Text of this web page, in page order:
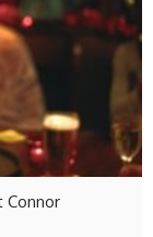
Connor